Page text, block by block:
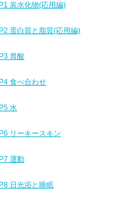
炭水化物(応用編)
蛋白質と脂質(応用編)
胃酸
食べ合わせ
水
リーキースキン
運動
日光浴と睡眠